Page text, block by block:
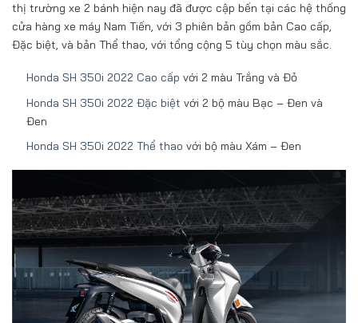
thị trường xe 2 bánh hiện nay đã được cập bến tại các hệ thống
cửa hàng xe máy Nam Tiến, với 3 phiên bản gồm bản Cao cấp,
Đặc biệt, và bản Thể thao, với tổng cộng 5 tùy chọn màu sắc.
Honda SH 350i 2022 Cao cấp với 2 màu Trắng và Đỏ
Honda SH 350i 2022 Đặc biệtvới 2 bộ màu Bạc – Đen và
Đen
Honda SH 350i 2022 Thể thao với bộ màu Xám – Đen